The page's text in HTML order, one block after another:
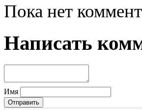
Пока нет
Написать
Имя